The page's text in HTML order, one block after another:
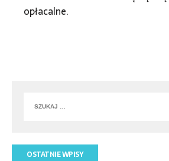
opłacalne.
OSTATNIE WPISY